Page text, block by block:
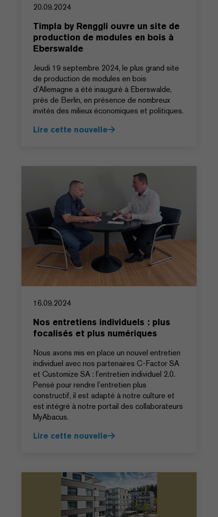
20.09.2024
Timpla by Renggli ouvre un site de
production de modules en bois à
Eberswalde
Jeudi 19 septembre 2024, le plus grand site
de production de modules en bois
d’Allemagne a été inauguré à Eberswalde,
près de Berlin, en présence de nombreux
invités des milieux économiques et politiques.
Lire cette nouvelle
16.09.2024
Nos entretiens individuels : plus
focalisés et plus numériques
Nous avons mis en place un nouvel entretien
individuel avec nos partenaires C-Factor SA
et Customize SA : l’entretien individuel 2.0.
Pensé pour rendre l’entretien plus
constructif, il est adapté à notre culture et
est intégré à notre portail des collaborateurs
MyAbacus.
Lire cette nouvelle